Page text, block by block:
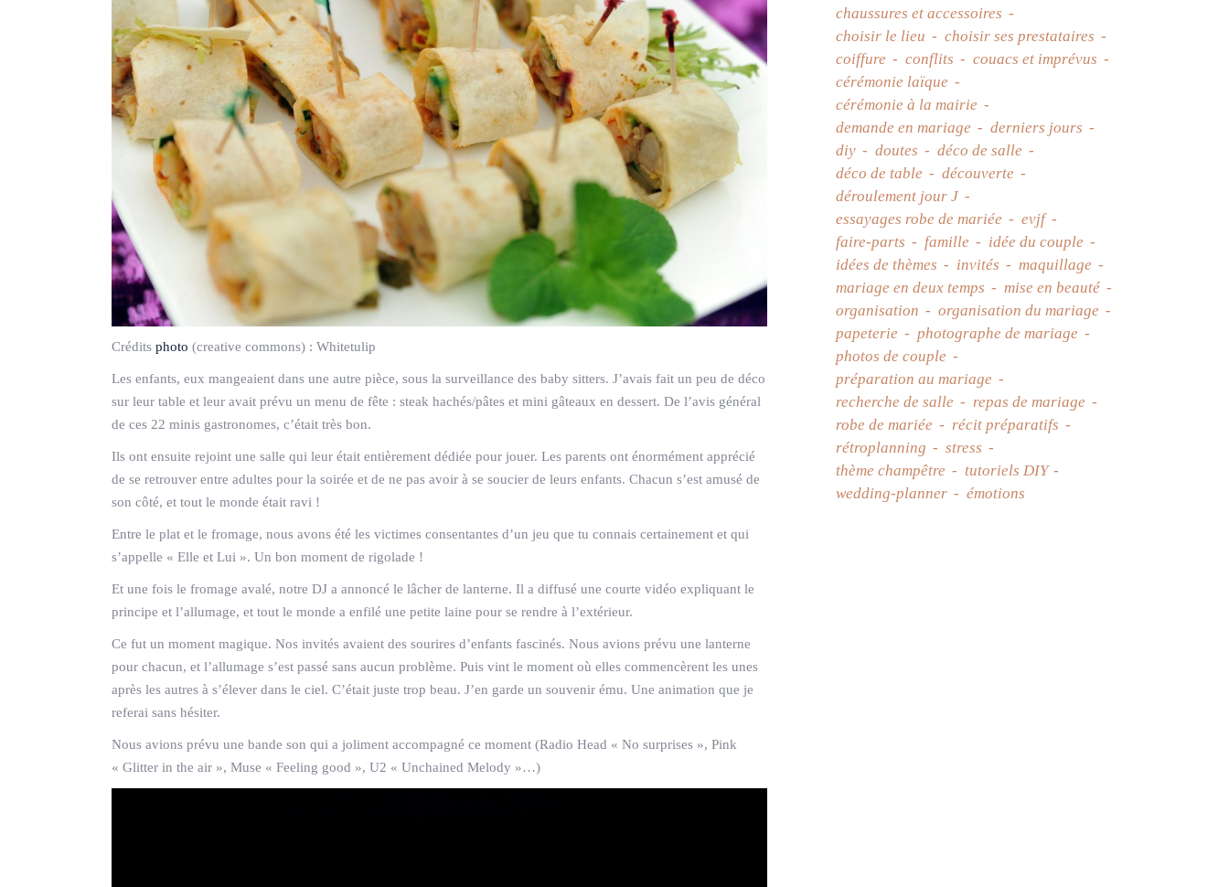
Crédits photo (creative commons) : Whitetulip
Les enfants, eux mangeaient dans une autre pièce, sous la surveillance des baby sitters. J’avais fait un peu de déco
sur leur table et leur avait prévu un menu de fête : steak hachés/pâtes et mini gâteaux en dessert. De l’avis général
de ces 22 minis gastronomes, c’était très bon.
Ils ont ensuite rejoint une salle qui leur était entièrement dédiée pour jouer. Les parents ont énormément apprécié
de se retrouver entre adultes pour la soirée et de ne pas avoir à se soucier de leurs enfants. Chacun s’est amusé de
son côté, et tout le monde était ravi !
Entre le plat et le fromage, nous avons été les victimes consentantes d’un jeu que tu connais certainement et qui
s’appelle « Elle et Lui ». Un bon moment de rigolade !
Et une fois le fromage avalé, notre DJ a annoncé le lâcher de lanterne. Il a diffusé une courte vidéo expliquant le
principe et l’allumage, et tout le monde a enfilé une petite laine pour se rendre à l’extérieur.
Ce fut un moment magique. Nos invités avaient des sourires d’enfants fascinés. Nous avions prévu une lanterne
pour chacun, et l’allumage s’est passé sans aucun problème. Puis vint le moment où elles commencèrent les unes
après les autres à s’élever dans le ciel. C’était juste trop beau. J’en garde un souvenir ému. Une animation que je
referai sans hésiter.
Nous avions prévu une bande son qui a joliment accompagné ce moment (Radio Head « No surprises », Pink
« Glitter in the air », Muse « Feeling good », U2 « Unchained Melody »…)
chaussures et accessoires
choisir le lieu
choisir ses prestataires
coiffure
conflits
couacs et imprévus
cérémonie laïque
cérémonie à la mairie
demande en mariage
derniers jours
diy
doutes
déco de salle
déco de table
découverte
déroulement jour J
essayages robe de mariée
evjf
faire-parts
famille
idée du couple
idées de thèmes
invités
maquillage
mariage en deux temps
mise en beauté
organisation
organisation du mariage
papeterie
photographe de mariage
photos de couple
préparation au mariage
recherche de salle
repas de mariage
robe de mariée
récit préparatifs
rétroplanning
stress
thème champêtre
tutoriels DIY
wedding-planner
émotions